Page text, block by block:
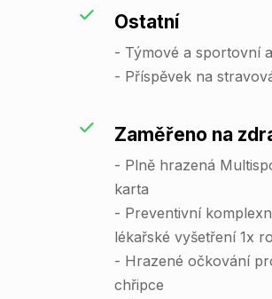
Ostatní
- Týmové a sportovní
- Příspěvek na
Zaměřeno na
- Plně hrazená
karta
- Preventivní
lékařské vyšetření 1x
- Hrazené očkování
chřipce